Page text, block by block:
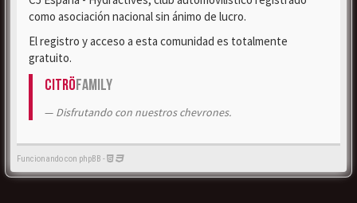
como asociación nacional sin ánimo de lucro.
El registro y acceso a esta comunidad es totalmente
gratuito.
CitröFamily
Disfrutando con nuestros chevrones.
Funcionando con phpBB -